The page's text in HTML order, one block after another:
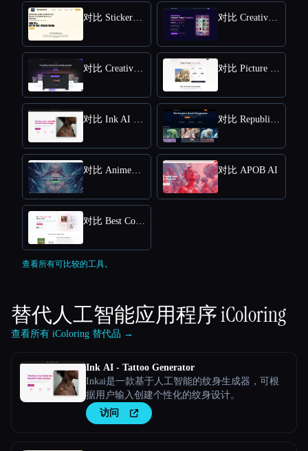
对比 StickerIt.AI 对比 CreativePixel
对比 Creative Fabrica 对比 Picture to Drawing
对比 Ink AI - Tattoo Generator 对比 Republiclabs.ai
对比 AnimeGenius 对比 APOB AI
对比 Best Coloring Pages AI
查看所有可比较的工具。
替代人工智能应用程序iColoring
查看所有 iColoring 替代品 →
Ink AI - Tattoo Generator
Inkai是一款基于人工智能的纹身生成器，可根
据用户输入创建个性化的纹身设计。
访问